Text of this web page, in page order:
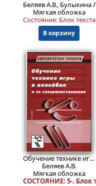
Беляев А.В., Булыкина
Мягкая обложка
Состояние: Блок
В корзину
699₽
Обучение технике игры в волейбол и ее совершенствование
Беляев А.В.
Мягкая обложка
СОСТОЯНИЕ: 5-. Блок